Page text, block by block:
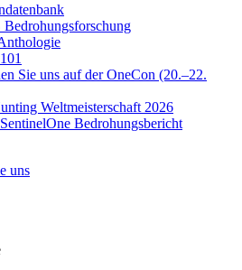
Sie uns auf der OneCon (20.–22.
Weltmeisterschaft 2026
Bedrohungsbericht
uns